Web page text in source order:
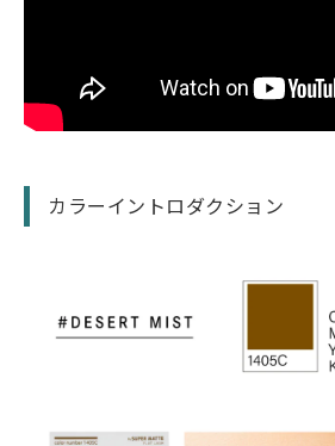
カラーイントロダクション